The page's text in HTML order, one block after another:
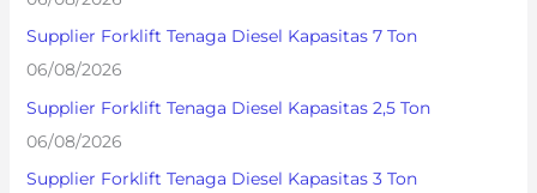
o
r
:
Supplier Forklift Tenaga Diesel Kapasitas 7 Ton
06/08/2026
Supplier Forklift Tenaga Diesel Kapasitas 2,5 Ton
06/08/2026
Supplier Forklift Tenaga Diesel Kapasitas 3 Ton